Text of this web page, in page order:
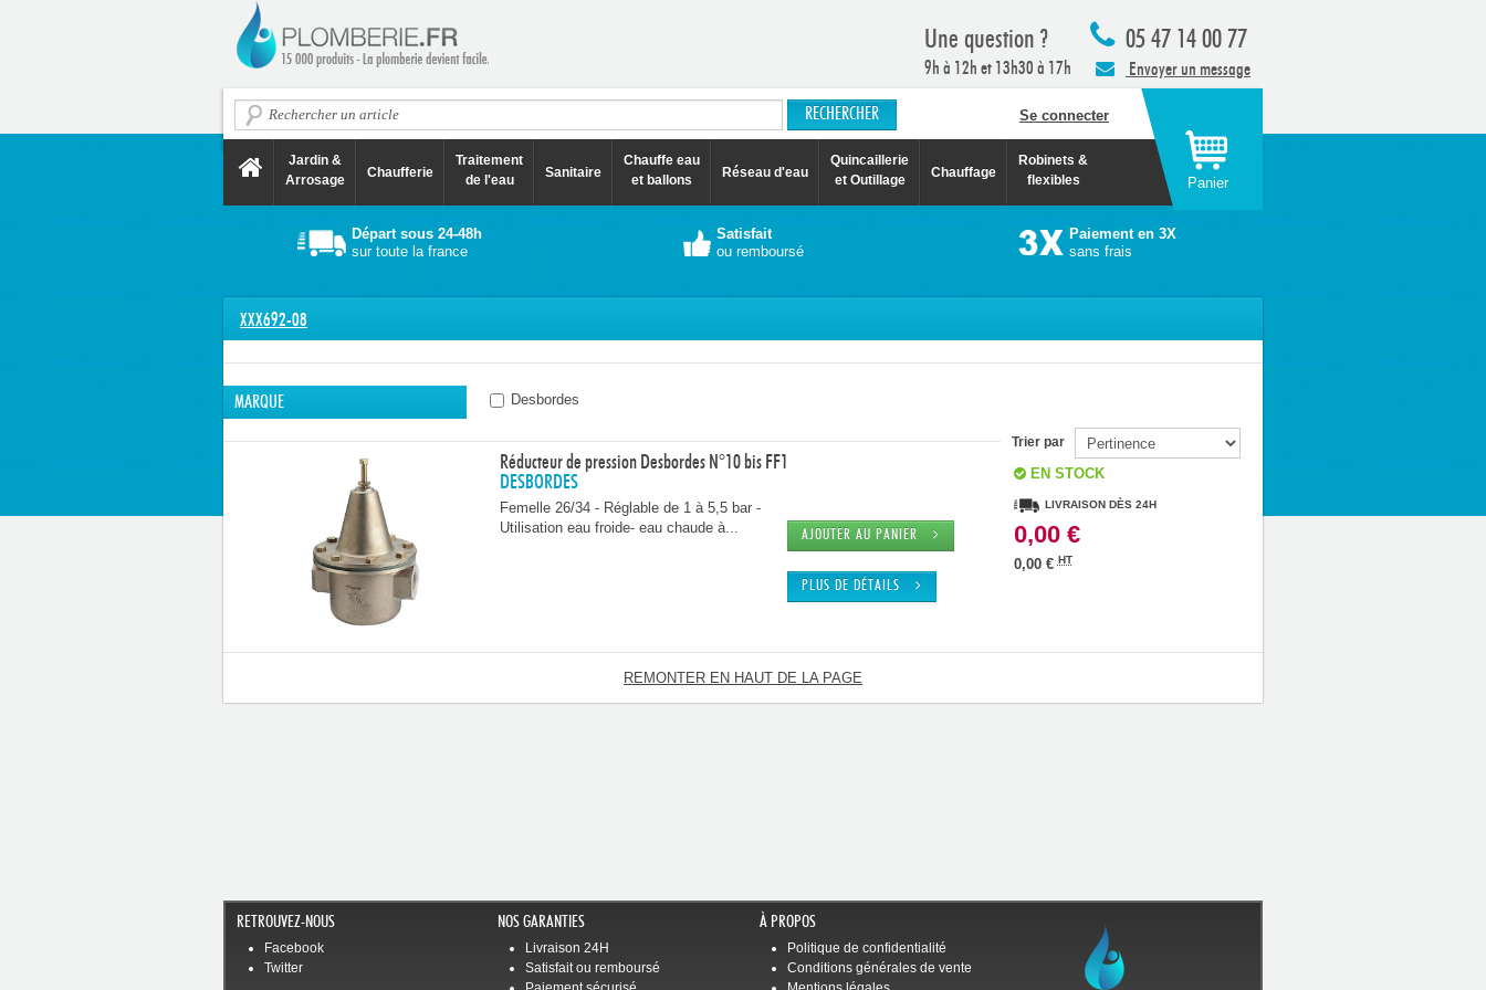
05 47 14 00 77
Envoyer un message
Une question ?
9h à 12h et 13h30 à 17h
Se connecter
Jardin &
Arrosage
Chaufferie
Traitement
de l'eau
Sanitaire
Chauffe eau
et ballons
Réseau d'eau
Quincaillerie
et Outillage
Chauffage
Robinets &
flexibles
Panier
Départ sous 24-48h
sur toute la france
Satisfait
ou remboursé
Paiement en 3X
sans frais
XXX692-08
MARQUE Desbordes
Trier par
Réducteur de pression Desbordes N°10 bis FF1
DESBORDES
Femelle 26/34 - Réglable de 1 à 5,5 bar -
Utilisation eau froide- eau chaude à...
AJOUTER AU PANIER
PLUS DE DÉTAILS
EN STOCK
LIVRAISON DÈS 24H
0,00 €
0,00 €HT
REMONTER EN HAUT DE LA PAGE
RETROUVEZ-NOUS
Facebook
Twitter
NOS GARANTIES
Livraison 24H
Satisfait ou remboursé
À PROPOS
Politique de confidentialité
Conditions générales de vente